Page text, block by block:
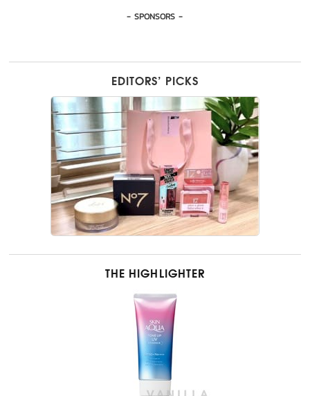
- SPONSORS -
EDITORS’ PICKS
THE HIGHLIGHTER